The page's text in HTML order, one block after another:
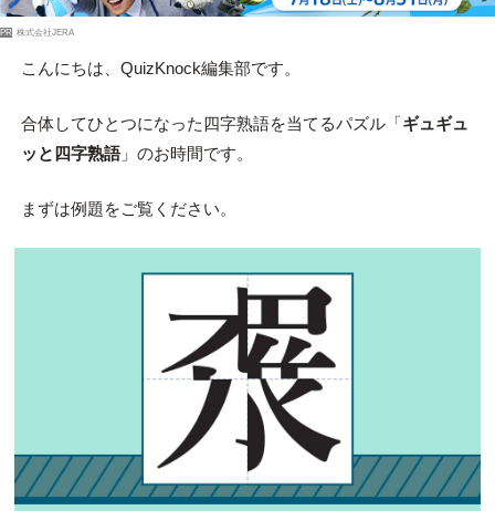
PR 株式会社JERA
こんにちは、QuizKnock編集部です。
合体してひとつになった四字熟語を当てるパズル「ギュギュ
ッと四字熟語」のお時間です。
まずは例題をご覧ください。